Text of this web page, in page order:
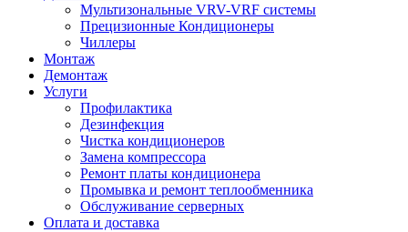
Мультизональные VRV-VRF системы
Прецизионные Кондиционеры
Чиллеры
Монтаж
Демонтаж
Услуги
Профилактика
Дезинфекция
Чистка кондиционеров
Замена компрессора
Ремонт платы кондиционера
Промывка и ремонт теплообменника
Обслуживание серверных
Оплата и доставка